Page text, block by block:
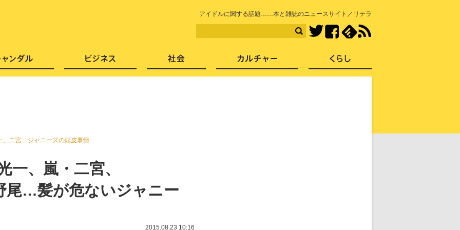
アイドルに関する話題……本と雑誌のニュースサイト／リテラ
TwitterFacebook
、二宮…ジャニーズの頭皮事情
、嵐・二宮、
尾…髪が危ないジャニー
2015.08.23 10:16
芸能・エンタメ スキャンダル 社会